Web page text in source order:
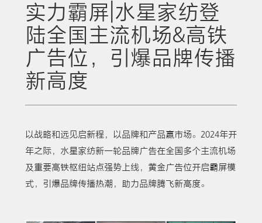
实力霸屏|水星家纺登
陆全国主流机场&高铁
广告位，引爆品牌传播
新高度
以战略和远见启新程，以品牌和产品赢市场。2024年开
年之际，水星家纺新一轮品牌广告在全国多个主流机场
及重要高铁枢纽站点强势上线，黄金广告位开启霸屏模
式，引爆品牌传播热潮，助力品牌腾飞新高度。